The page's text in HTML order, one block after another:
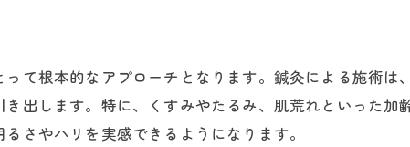
鍼灸フェイシャルで感じる副作用との向き合い方
よもぎ蒸しとの組み合わせが叶える深い美容効果
て根本的なアプローチとなります。鍼灸による施術は
出します。特に、くすみやたるみ、肌荒れといった加
さやハリを実感できるようになります。